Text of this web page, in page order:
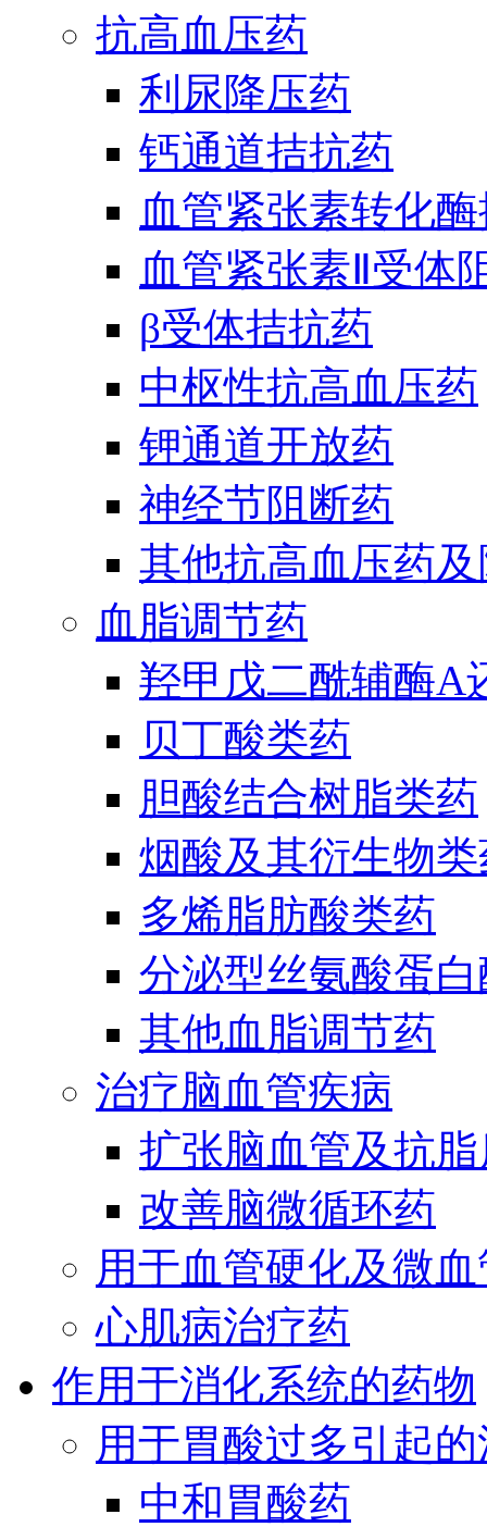
抗高血压药
利尿降压药
钙通道拮抗药
血管紧张素转化
血管紧张素Ⅱ受体
β受体拮抗药
中枢性抗高血压药
钾通道开放药
神经节阻断药
其他抗高血压药
血脂调节药
羟甲戊二酰辅酶A
贝丁酸类药
胆酸结合树脂类药
烟酸及其衍生物
多烯脂肪酸类药
分泌型丝氨酸蛋
其他血脂调节药
治疗脑血管疾病
扩张脑血管及抗
改善脑微循环药
用于血管硬化及微
心肌病治疗药
作用于消化系统的药物
用于胃酸过多引起
中和胃酸药